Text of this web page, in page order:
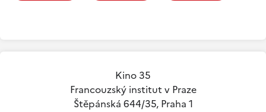
Kino 35
Francouzský institut v Praze
Štěpánská 644/35, Praha 1